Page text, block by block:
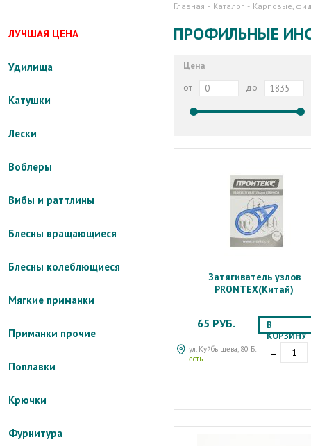
ЛУЧШАЯ ЦЕНА
Удилища
Катушки
Лески
Воблеры
Вибы и раттлины
Блесны вращающиеся
Блесны колеблющиеся
Мягкие приманки
Приманки прочие
Поплавки
Крючки
Фурнитура
Главная Каталог Карповые,
ПРОФИЛЬНЫЕ
Цена
от
до
Затягиватель узлов
PRONTEX(Китай)
65 РУБ.
ул. Куйбышева, 80 Б:
есть
В
КОРЗИНУ
-